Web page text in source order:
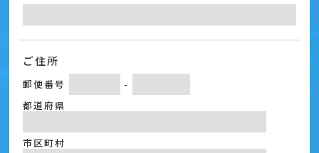
ご住所
郵便番号
-
都道府県
市区町村